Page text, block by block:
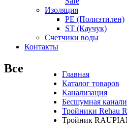
Изоляция
PE (Полиэтилен)
ST (Каучук)
Счетчики воды
Контакты
Главная
Каталог товаров
Канализация
Бесшумная
Тройники Rehau
Тройник
Все